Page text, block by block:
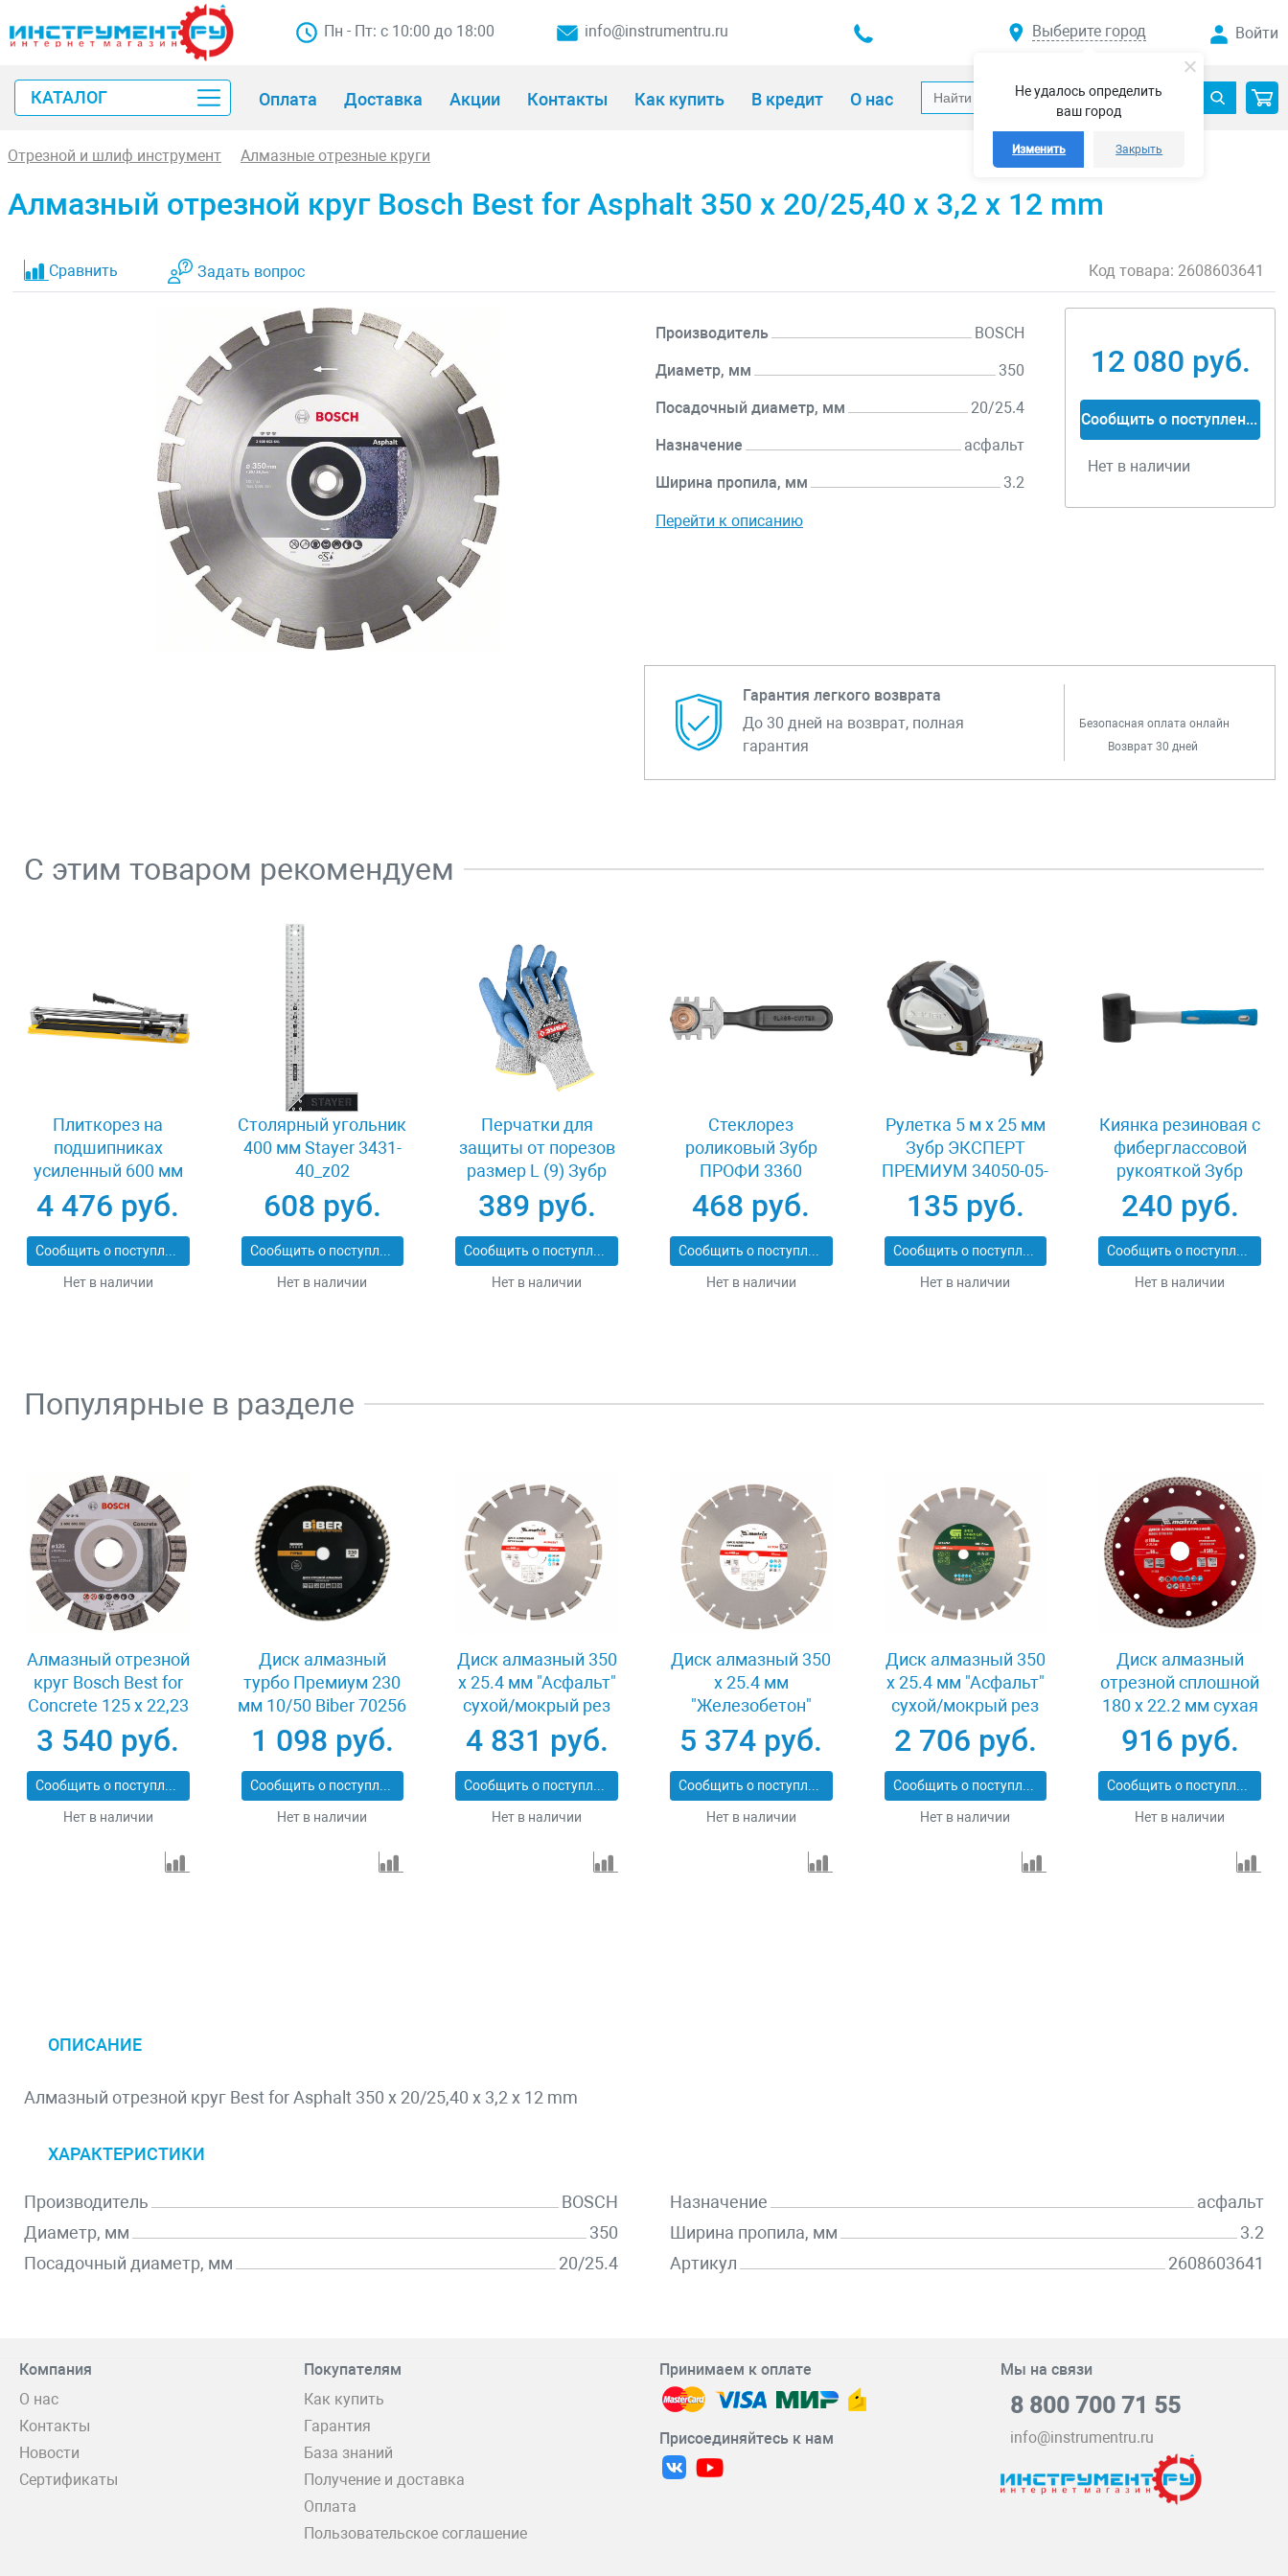
Не удалось определить
ваш город
Изменить Закрыть
Пн - Пт: с 10:00 до 18:00 info@instrumentru.ru Выберите город Войти
КАТАЛОГ Оплата Доставка Акции Контакты Как купить В кредит О нас
Отрезной и шлиф инструмент Алмазные отрезные круги
Алмазный отрезной круг Bosch Best for Asphalt 350 x 20/25,40 x 3,2 x 12 mm
Сравнить Задать вопрос Код товара: 2608603641
Производитель BOSCH
Диаметр, мм 350
Посадочный диаметр, мм 20/25.4
Назначение асфальт
Ширина пропила, мм 3.2
Перейти к описанию
12 080 руб.
Сообщить о поступлении
Нет в наличии
Гарантия легкого возврата
До 30 дней на возврат, полная
гарантия
Безопасная оплата онлайн
Возврат 30 дней
С этим товаром рекомендуем
Плиткорез на
подшипниках
усиленный 600 мм
Stayer PROFI 3318-60
4 476 руб.
Сообщить о поступлении
Нет в наличии
Столярный угольник
400 мм Stayer 3431-
40_z02
608 руб.
Сообщить о поступлении
Нет в наличии
Перчатки для
защиты от порезов
размер L (9) Зубр
11277-L
389 руб.
Сообщить о поступлении
Нет в наличии
Стеклорез
роликовый Зубр
ПРОФИ 3360
468 руб.
Сообщить о поступлении
Нет в наличии
Рулетка 5 м x 25 мм
Зубр ЭКСПЕРТ
ПРЕМИУМ 34050-05-
25_z01
135 руб.
Сообщить о поступлении
Нет в наличии
Киянка резиновая с
фиберглассовой
рукояткой Зубр
ЭКСПЕРТ 2053-
60_z01
240 руб.
Сообщить о поступлении
Нет в наличии
Популярные в разделе
Алмазный отрезной
круг Bosch Best for
Concrete 125 x 22,23
x 2,2 x 12 mm
3 540 руб.
Сообщить о поступлении
Нет в наличии
Диск алмазный
турбо Премиум 230
мм 10/50 Biber 70256
1 098 руб.
Сообщить о поступлении
Нет в наличии
Диск алмазный 350
х 25.4 мм "Асфальт"
сухой/мокрый рез
Pro Matrix 731073
4 831 руб.
Сообщить о поступлении
Нет в наличии
Диск алмазный 350
х 25.4 мм
"Железобетон"
сухой/мокрый рез
Pro Matrix 731103
5 374 руб.
Сообщить о поступлении
Нет в наличии
Диск алмазный 350
х 25.4 мм "Асфальт"
сухой/мокрый рез
Сибртех 731013
2 706 руб.
Сообщить о поступлении
Нет в наличии
Диск алмазный
отрезной сплошной
180 х 22.2 мм сухая
резка Matrix
Professional 73128
916 руб.
Сообщить о поступлении
Нет в наличии
ОПИСАНИЕ
Алмазный отрезной круг Best for Asphalt 350 x 20/25,40 x 3,2 x 12 mm
ХАРАКТЕРИСТИКИ
Производитель
BOSCH
Диаметр, мм
350
Посадочный диаметр, мм
20/25.4
Назначение
асфальт
Ширина пропила, мм
3.2
Артикул
2608603641
Компания
О нас
Контакты
Новости
Сертификаты
Покупателям
Как купить
Гарантия
База знаний
Получение и доставка
Оплата
Пользовательское соглашение
Принимаем к оплате
Присоединяйтесь к нам
Мы на связи
8 800 700 71 55
info@instrumentru.ru